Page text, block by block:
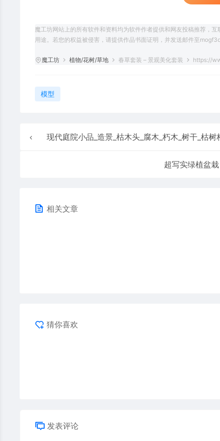
魔工坊网站上的所有软件和资料均为软件作者提供和网友投稿推荐，
用途。若您的权益被侵害，请提供作品书面证明，并发送邮件至
魔工坊 植物/花树/草地 春草套装 – 景观美化套装 https://
模型
现代庭院小品_造景_枯木头_腐木_朽木_树干_枯树杆_木材_木柴_
超写实绿植盆栽
相关文章
猜你喜欢
发表评论